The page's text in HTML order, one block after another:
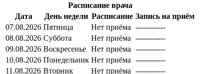
Расписание врача
Дата
День недели Расписание Запись на приём
07.08.2026 Пятница Нет приёма ------------
08.08.2026 Суббота Нет приёма ------------
09.08.2026 Воскресенье Нет приёма ------------
10.08.2026 Понедельник Нет приёма ------------
11.08.2026 Вторник Нет приёма ------------